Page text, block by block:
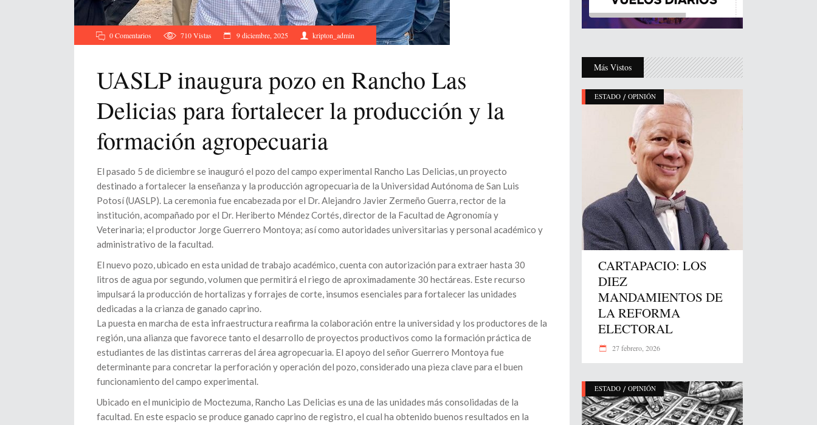
0 Comentarios 710Vistas 9 diciembre, 2025 kripton_admin
UASLP inaugura pozo en Rancho Las
Delicias para fortalecer la producción y la
formación agropecuaria
El pasado 5 de diciembre se inauguró el pozo del campo experimental Rancho Las Delicias, un proyecto
destinado a fortalecer la enseñanza y la producción agropecuaria de la Universidad Autónoma de San Luis
Potosí (UASLP). La ceremonia fue encabezada por el Dr. Alejandro Javier Zermeño Guerra, rector de la
institución, acompañado por el Dr. Heriberto Méndez Cortés, director de la Facultad de Agronomía y
Veterinaria; el productor Jorge Guerrero Montoya; así como autoridades universitarias y personal académico y
administrativo de la facultad.
El nuevo pozo, ubicado en esta unidad de trabajo académico, cuenta con autorización para extraer hasta 30
litros de agua por segundo, volumen que permitirá el riego de aproximadamente 30 hectáreas. Este recurso
impulsará la producción de hortalizas y forrajes de corte, insumos esenciales para fortalecer las unidades
dedicadas a la crianza de ganado caprino.
La puesta en marcha de esta infraestructura reafirma la colaboración entre la universidad y los productores de la
región, una alianza que favorece tanto el desarrollo de proyectos productivos como la formación práctica de
estudiantes de las distintas carreras del área agropecuaria. El apoyo del señor Guerrero Montoya fue
determinante para concretar la perforación y operación del pozo, considerado una pieza clave para el buen
funcionamiento del campo experimental.
Ubicado en el municipio de Moctezuma, Rancho Las Delicias es una de las unidades más consolidadas de la
facultad. En este espacio se produce ganado caprino de registro, el cual ha obtenido buenos resultados en la
Más Vistos
ESTADO / OPINIÓN
CARTAPACIO: LOS
DIEZ
MANDAMIENTOS DE
LA REFORMA
ELECTORAL
27 febrero, 2026
ESTADO / OPINIÓN